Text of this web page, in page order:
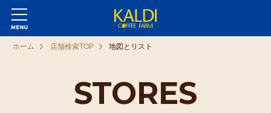
STORES
ホーム 店舗検索TOP 地図とリスト